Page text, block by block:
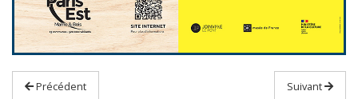
Précédent Suivant